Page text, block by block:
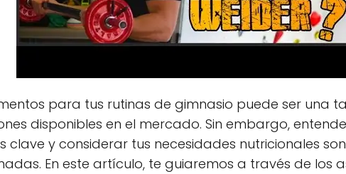
para tus rutinas de gimnasio puede ser
disponibles en el mercado. Sin embargo,
clave y considerar tus necesidades nutricionales
En este artículo, te guiaremos a través de los